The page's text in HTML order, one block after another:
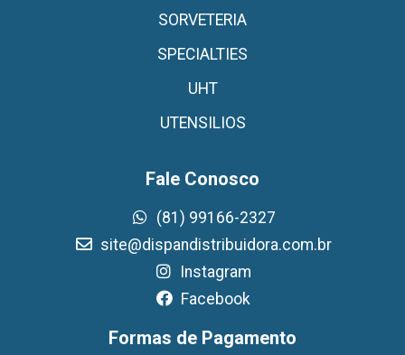
SORVETERIA
SPECIALTIES
UHT
UTENSILIOS
Fale Conosco
(81) 99166-2327
site@dispandistribuidora.com.br
Instagram
Facebook
Formas de Pagamento